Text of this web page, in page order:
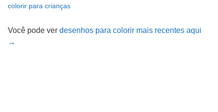
colorir para crianças
Você pode ver desenhos para colorir mais recentes aqui
→